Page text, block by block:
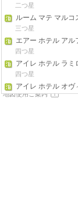
スタ ホテル
二つ星
ルーム マテ マルコ
テル
三つ星
エアー ホテル アル
ンソ II
四つ星
アイレ ホテル ラミ
四つ星
アイレ ホテル オヴ
ド
四つ星
地図使用ご案内